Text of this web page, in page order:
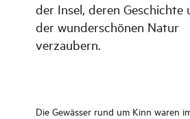
der Insel, deren Geschichte
der wunderschönen Natur
verzaubern.
Die Gewässer rund um Kinn waren